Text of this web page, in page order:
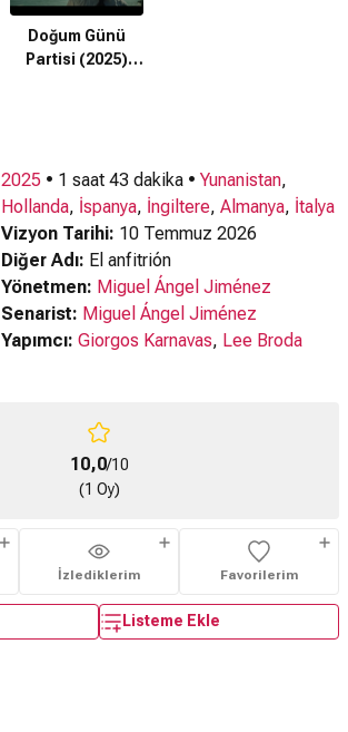
Doğum Günü
Partisi (2025)
2025 • 1 saat 43 dakika • Yunanistan,
Hollanda, İspanya, İngiltere, Almanya, İtalya
Vizyon Tarihi: 10 Temmuz 2026
Diğer Adı: El anfitrión
Yönetmen: Miguel Ángel Jiménez
Senarist: Miguel Ángel Jiménez
Yapımcı: Giorgos Karnavas, Lee Broda
10,0/10
(1 Oy)
İzlediklerim Favorilerim
Listeme Ekle